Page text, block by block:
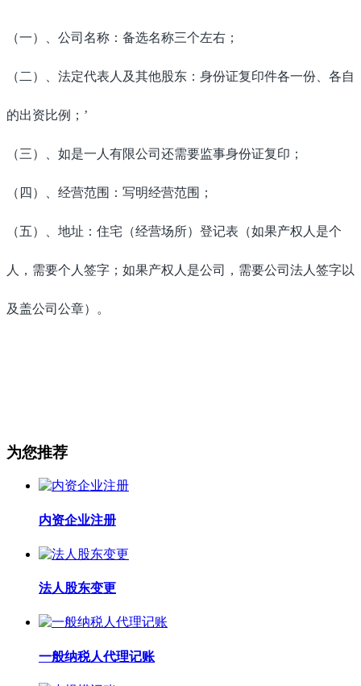
（一）、公司名称：备选名称三个左右；
（二）、法定代表人及其他股东：身份证复印件各一份、各自
的出资比例；’
（三）、如是一人有限公司还需要监事身份证复印；
（四）、经营范围：写明经营范围；
（五）、地址：住宅（经营场所）登记表（如果产权人是个
人，需要个人签字；如果产权人是公司，需要公司法人签字以
及盖公司公章）。
为您推荐
内资企业注册
法人股东变更
一般纳税人代理记账